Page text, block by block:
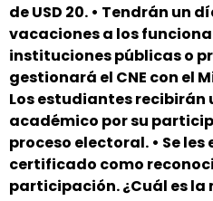
de USD 20. • Tendrán un
vacaciones a los
instituciones públicas o
gestionará el CNE con el
Los estudiantes recibirán
académico por su
proceso electoral. • Se
certificado como
participación. ¿Cuál es